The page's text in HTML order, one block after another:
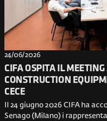
24/06/2026
CIFA OSPITA IL
CONSTRUCTION
CECE
Il 24 giugno 2026 CIFA ha
Senago (Milano) i